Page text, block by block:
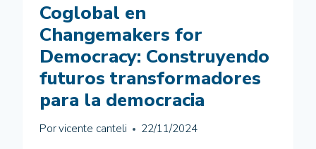
Coglobal en
Changemakers for
Democracy: Construyendo
futuros transformadores
para la democracia
Porvicente canteli 22/11/2024